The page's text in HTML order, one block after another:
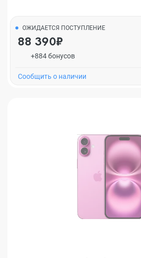
ОЖИДАЕТСЯ ПОСТУПЛЕНИЕ
88 390₽
+884 бонусов
Cообщить о наличии